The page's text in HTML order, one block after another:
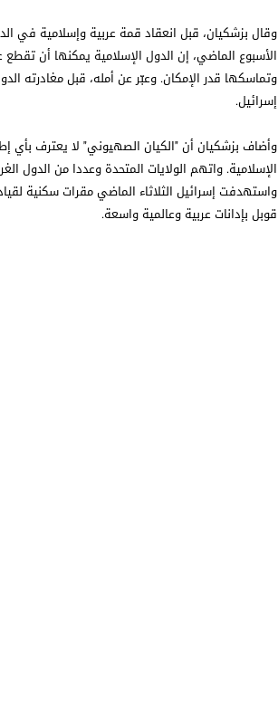
وقال بزشكيان، قبل انعقاد قمة عربية وإسلامية في
الأسبوع الماضي، إن الدول الإسلامية يمكنها أن
وتماسكها قدر الإمكان. وعبّر عن أمله، قبل مغادرته
إسرائيل.
وأضاف بزشكيان أن "الكيان الصهيوني" لا يعترف بأي
الإسلامية. واتهم الولايات المتحدة وعددا من الدول
واستهدفت إسرائيل الثلاثاء الماضي مقرات سكنية
قوبل بإدانات عربية وعالمية واسعة.